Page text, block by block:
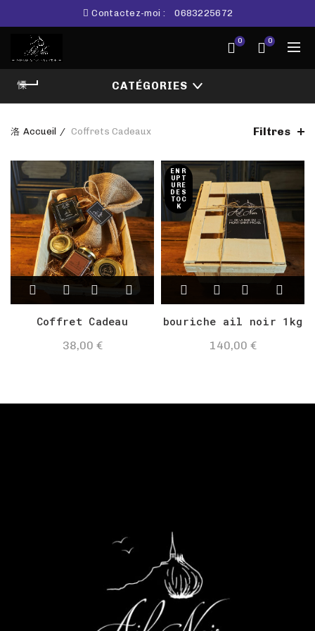
Contactez-moi : 0683225672
0 0
CATÉGORIES
Accueil Coffrets Cadeaux Filtres
Coffret Cadeau
38,00 €
EN R
UPT
URE
DE S
TOC
K
bouriche ail noir 1kg
140,00 €